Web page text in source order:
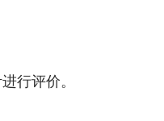
行评价。